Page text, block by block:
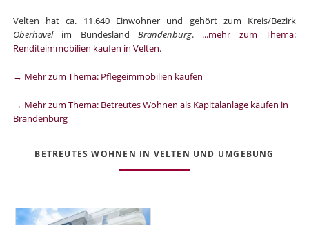
Velten hat ca. 11.640 Einwohner und gehört zum Kreis/Bezirk
Oberhavelim Bundesland Brandenburg. ...mehr zum Thema:
Renditeimmobilien kaufen in Velten.
→ Mehr zum Thema: Pflegeimmobilien kaufen
→ Mehr zum Thema: Betreutes Wohnen als Kapitalanlage kaufen in
Brandenburg
BETREUTES WOHNEN IN VELTEN UND UMGEBUNG